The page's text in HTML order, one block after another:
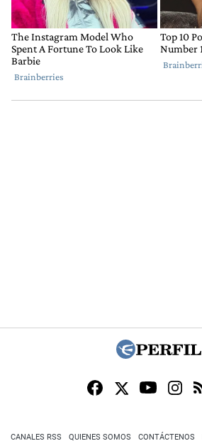
CANALES RSS QUIENES SOMOS CONTÁCTENOS